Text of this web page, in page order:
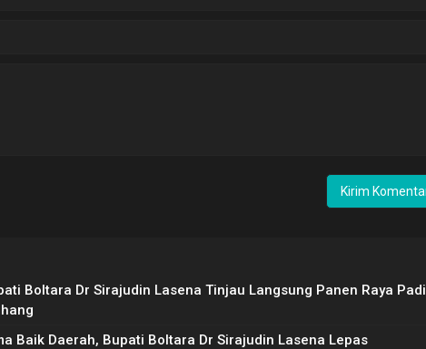
Boltara Dr Sirajudin Lasena Tinjau Langsung Panen Raya Padi
Baik Daerah, Bupati Boltara Dr Sirajudin Lasena Lepas